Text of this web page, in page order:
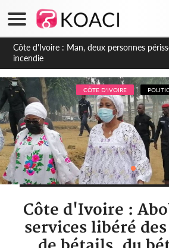
Côte d'Ivoire : Séileu, la célébration de la
transformée en vaste campagne contre les
dépigmentants dangereux
CÔTE D'IVOIRE
Côte d'Ivoire :
services libéré